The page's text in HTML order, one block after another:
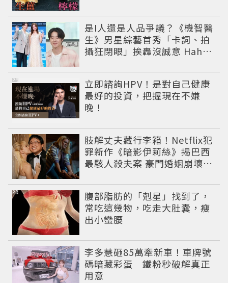
是I人還是人品爭議？《機智醫
生》男星綜藝首秀「卡詞、拍
攝狂閉眼」挨轟沒誠意 Haha
立即諮詢HPV！是對自己健康
最好的投資，把握現在不嫌
晚！
PR
肢解丈夫藏行李箱！Netflix犯
罪新作《暗影伊莉絲》揭巴西
最駭人殺夫案 豪門婚姻崩壞釀
腹部脂肪的「剋星」找到了，
常吃這幾物，吃走大肚囊，瘦
出小蠻腰
PR
李多慧砸85萬牽新車！車牌號
碼暗藏彩蛋 鐵粉秒破解真正
用意